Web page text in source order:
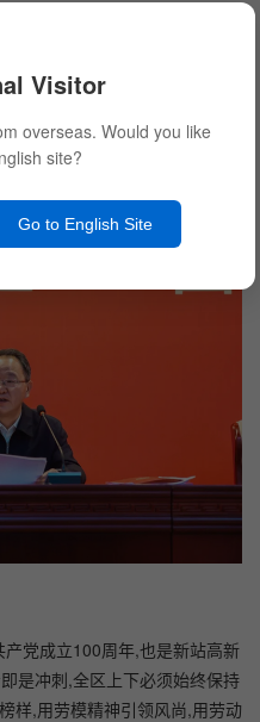
二等奖
二等奖
产党成立100周年,也是新站高新
是冲刺,全区上下必须始终保持
样,用劳模精神引领风尚,用劳动
Visitor
overseas. Would you like
site?
Go to English Site